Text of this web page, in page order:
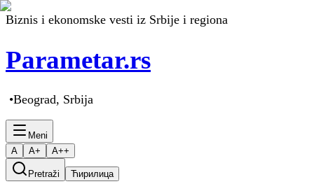
Biznis i ekonomske vesti iz Srbije i regiona
Parametar.rs
•Beograd, Srbija
Meni
A
A+ A++
Pretraži Ћирилица